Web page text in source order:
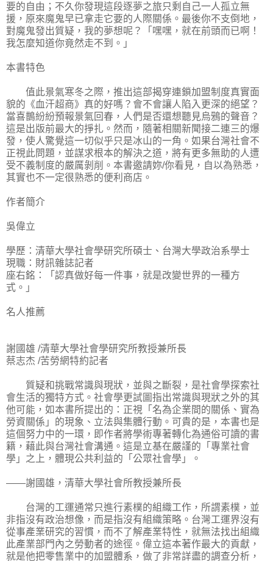
要的自由；不久你發現這段逐夢之旅只剩自己一人孤立無
援，原來魔鬼早已拿走它要的人際關係。最後你不支倒地，
對魔鬼發出質疑，我的夢想呢？「嘿嘿，就在前頭而已啊！
我怎麼知道你竟然走不到。」
本書特色
值此景氣寒冬之際，推出這部揭穿連鎖加盟制度真實面
貌的《血汗超商》真的好嗎？會不會讓人陷入更深的絕望？
當喜鵲紛紛預報景氣回春，人們是否還想聽見烏鴉的聲音？
這是出版前最大的掙扎。然而，隨著相關新聞接二連三的爆
發，使人驚覺這一切似乎只是冰山的一角。如果台灣社會不
正視此問題，並謀求根本的解決之道，將有更多無助的人遭
受不義制度的嚴厲剝削。本書邀請妳/你看見，自以為熟悉，
其實也不一定很熟悉的便利商店。
作者簡介
吳偉立
學歷：清華大學社會學研究所碩士、台灣大學政治系學士
現職：財訊雜誌記者
座右銘：「認真做好每一件事，就是改變世界的一種方
式。」
名人推薦
謝國雄 /清華大學社會學研究所教授兼所長
蔡志杰 /苦勞網特約記者
質疑和挑戰常識與現狀，並與之斷裂，是社會學探索社
會生活的獨特方式。社會學更試圖指出常識與現狀之外的其
他可能，如本書所提出的：正視「名為企業間的關係、實為
勞資關係」的現象、立法與集體行動。可貴的是，本書也是
這個努力中的一環，即作者將學術專著轉化為通俗可讀的書
籍，藉此與台灣社會溝通。這是立基在嚴謹的「專業社會
學」之上，體現公共利益的「公眾社會學」。
——謝國雄，清華大學社會所教授兼所長
台灣的工運通常只進行素樸的組織工作，所謂素樸，並
非指沒有政治想像，而是指沒有組織策略。台灣工運界沒有
從事產業研究的習慣，而不了解產業特性，就無法找出組織
此產業部門內之勞動者的途徑。偉立這本著作最大的貢獻，
就是他把零售業中的加盟體系，做了非常詳盡的調查分析，